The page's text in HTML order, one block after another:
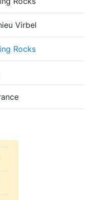
Virbel
Rocks